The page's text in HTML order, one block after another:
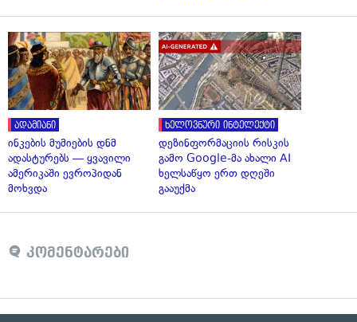
ადამიანი
ინკების მუმიების დნმ
ადასტურებს — ყვავილი
ამერიკაში ევროპიდან
მოხვდა
ხელოვნური ინტელექტი
დეზინფორმაციის რისკის
გამო Google-მა ახალი AI
ხელსაწყო ერთ დღეში
გააუქმა
კომენტარები